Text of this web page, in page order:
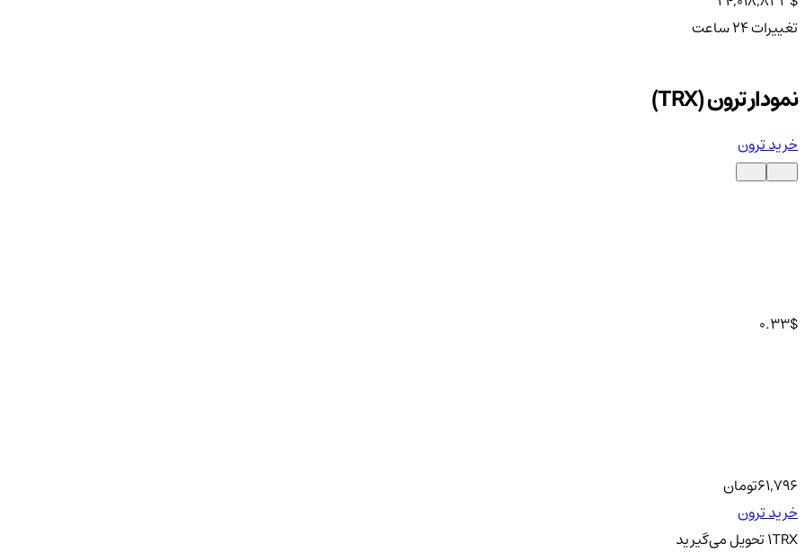
تغییرات ۲۴ ساعت
نمودار ترون (TRX)
خرید ترون
0.33$
61,796تومان
خرید ترون
1TRX تحویلمی‌گیرید